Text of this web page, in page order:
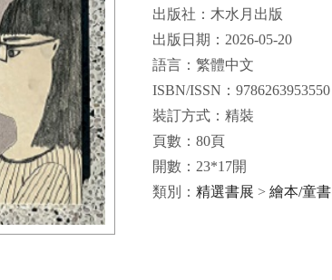
出版社：木水月出版
出版日期：2026-05-20
語言：繁體中文
ISBN/ISSN：9786263953550
裝訂方式：精裝
頁數：80頁
開數：23*17開
類別： 精選書展 > 繪本/童書